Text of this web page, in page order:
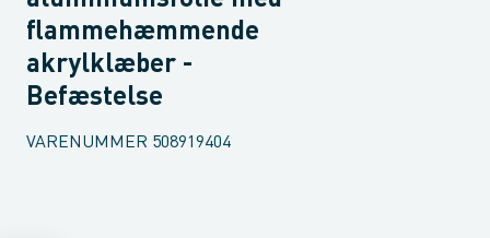
flammehæmmende
akrylklæber -
Befæstelse
VARENUMMER 508919404